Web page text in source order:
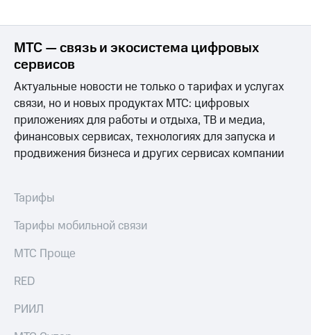
акций
Дивиденды
Рынок
облигаций
Описание
Еврооблигации-2023
Уведомление
о
Регистратор
Контакты
этика
МТС — связь и экосистема цифровых
сервисов
Актуальные новости не только о тарифах и услугах
связи, но и новых продуктах МТС: цифровых
приложениях для работы и отдыха, ТВ и медиа,
финансовых сервисах, технологиях для запуска и
продвижения бизнеса и других сервисах компании
Тарифы
Тарифы мобильной связи
МТС Проще
RED
РИИЛ